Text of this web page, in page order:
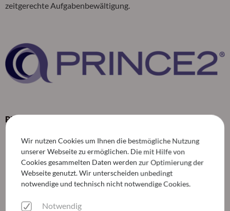
zeitgerechte Aufgabenbewältigung.
PRINCE2-Zertifizierungen
13 PRINCE2 Registered Practitioners
73 Mitarbeiter*innen mit Foundation Level
PRINCE2 Agile Foundation: 11
PRINCE2 Agile Practitioner: 4
Wir nutzen Cookies um Ihnen die bestmögliche Nutzung
unserer Webseite zu ermöglichen. Die mit Hilfe von
Cookies gesammelten Daten werden zur Optimierung der
Webseite genutzt. Wir unterscheiden unbedingt
notwendige und technisch nicht notwendige Cookies.
Notwendig